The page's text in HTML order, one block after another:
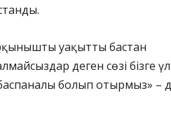
уақытты бастан
деген сөзі бізге
болып отырмыз» –